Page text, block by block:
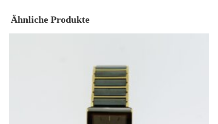
Ähnliche Produkte